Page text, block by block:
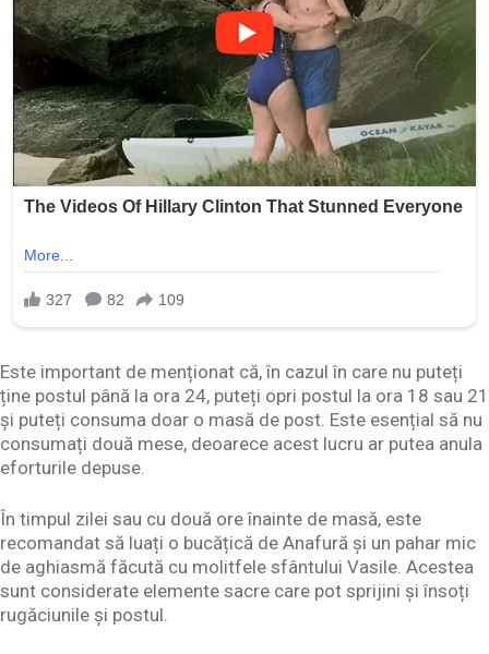
Este important de menționat că, în cazul în care nu puteți
ține postul până la ora 24, puteți opri postul la ora 18 sau 21
și puteți consuma doar o masă de post. Este esențial să nu
consumați două mese, deoarece acest lucru ar putea anula
eforturile depuse.
În timpul zilei sau cu două ore înainte de masă, este
recomandat să luați o bucățică de Anafură și un pahar mic
de aghiasmă făcută cu molitfele sfântului Vasile. Acestea
sunt considerate elemente sacre care pot sprijini și însoți
rugăciunile și postul.